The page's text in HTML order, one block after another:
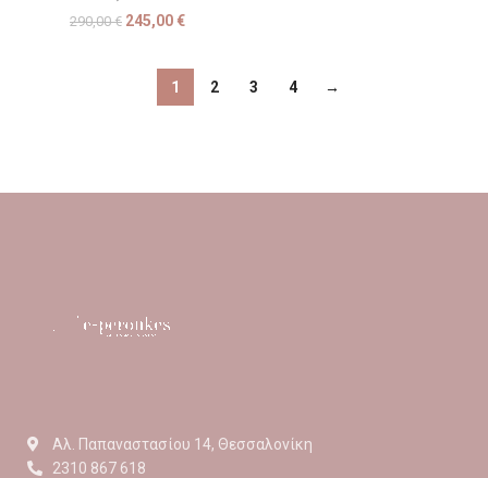
290,00€ 245,00 €
1 2 3 4 →
Αλ. Παπαναστασίου 14, Θεσσαλονίκη
2310 867 618